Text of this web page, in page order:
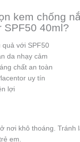
kem chống
SPF50 40ml?
quả với SPF50
da nhạy cảm
chất an toàn
uy tín
lợi
nơi khô thoáng. Tránh
em.